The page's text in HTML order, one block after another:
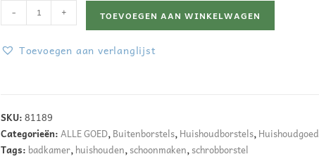
- + TOEVOEGEN AAN WINKELWAGEN
Toevoegen aan verlanglijst
l
t
e
SKU:81189
Categorieën:ALLE GOED,Buitenborstels,Huishoudborstels,Huishoudgoed
Tags: badkamer,huishouden,schoonmaken,schrobborstel